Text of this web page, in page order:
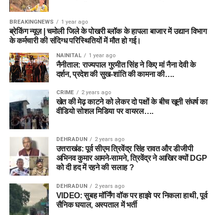
BREAKINGNEWS 1 year ago
ब्रेकिंग न्यूज़ | चमोली जिले के पोखरी ब्लॉक के हापला बाजार में उद्यान विभाग
के कर्मचारी की संदिग्ध परिस्थितियों में मौत हो गई।
NAINITAL 1 year ago
नैनीताल: राज्यपाल गुरमीत सिंह ने किए मां नैना देवी के
दर्शन, प्रदेश की सुख-शांति की कामना की….
CRIME 2 years ago
खेत की मेढ़ काटने को लेकर दो पक्षों के बीच खूनी संघर्ष का
वीडियो सोशल मिडिया पर वायरल….
DEHRADUN 2 years ago
उत्तराखंड: पूर्व सीएम त्रिवेंद्र सिंह रावत और डीजीपी
अभिनव कुमार आमने-सामने, त्रिवेंद्र ने आखिर क्यों DGP
को दी हद में रहने की सलाह ?
DEHRADUN 2 years ago
VIDEO: सुबह मॉर्निंग वॉक पर हाइवे पर निकला हाथी, पूर्व
सैनिक घयाल, अस्पताल में भर्ती